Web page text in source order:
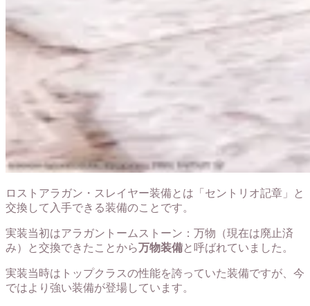
ロストアラガン・スレイヤー装備とは「 セントリオ記章 」と
交換して入手できる装備のことです。
実装当初はアラガントームストーン：万物（現在は廃止済
み）と交換できたことから万物装備と呼ばれていました。
実装当時はトップクラスの性能を誇っていた装備ですが、今
ではより強い装備が登場しています。